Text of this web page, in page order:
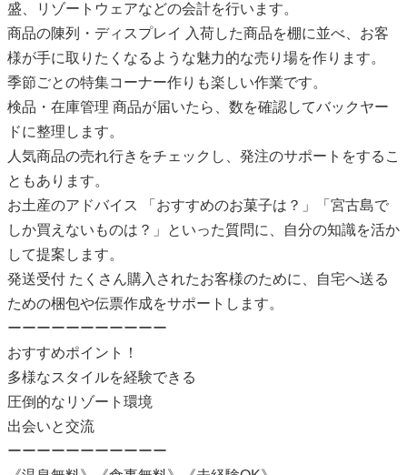
盛、リゾートウェアなどの会計を行います。
商品の陳列・ディスプレイ 入荷した商品を棚に並べ、お客
様が手に取りたくなるような魅力的な売り場を作ります。
季節ごとの特集コーナー作りも楽しい作業です。
検品・在庫管理 商品が届いたら、数を確認してバックヤー
ドに整理します。
人気商品の売れ行きをチェックし、発注のサポートをするこ
ともあります。
お土産のアドバイス 「おすすめのお菓子は？」「宮古島で
しか買えないものは？」といった質問に、自分の知識を活か
して提案します。
発送受付 たくさん購入されたお客様のために、自宅へ送る
ための梱包や伝票作成をサポートします。
ーーーーーーーーーーー
おすすめポイント！
多様なスタイルを経験できる
圧倒的なリゾート環境
出会いと交流
ーーーーーーーーーーー